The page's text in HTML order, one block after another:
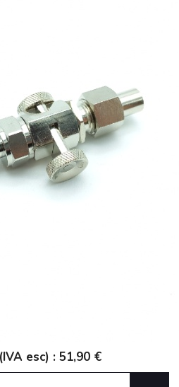
esc) : 51,90 €